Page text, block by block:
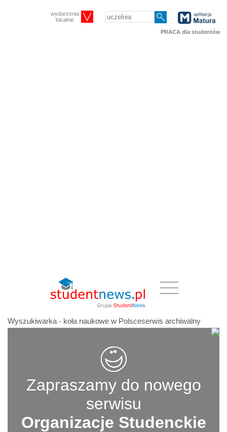
wydarzenia
lokalnie
PRACA dla studentów
Wyszukiwarka - koła naukowe w Polsceserwis archiwalny
Zapraszamy do nowego
serwisu
Organizacje Studenckie